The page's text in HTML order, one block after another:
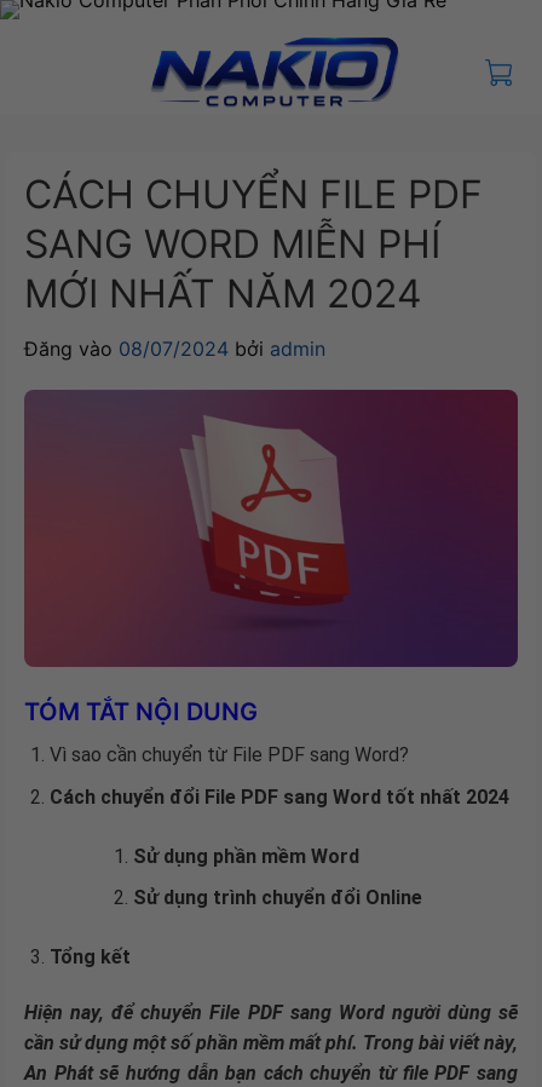
Bỏ
CÁCH CHUYỂN FILE PDF
SANG WORD MIỄN PHÍ
MỚI NHẤT NĂM 2024
Đăng vào 08/07/2024 bởi admin
TÓM TẮT NỘI DUNG
Vì sao cần chuyển từ File PDF sang Word?
Cách chuyển đổi File PDF sang Word tốt nhất 2024
Sử dụng phần mềm Word
Sử dụng trình chuyển đổi Online
Tổng kết
Hiện nay, để chuyển File PDF sang Word người dùng sẽ
cần sử dụng một số phần mềm mất phí. Trong bài viết này,
An Phát sẽ hướng dẫn bạn cách chuyển từ file PDF sang